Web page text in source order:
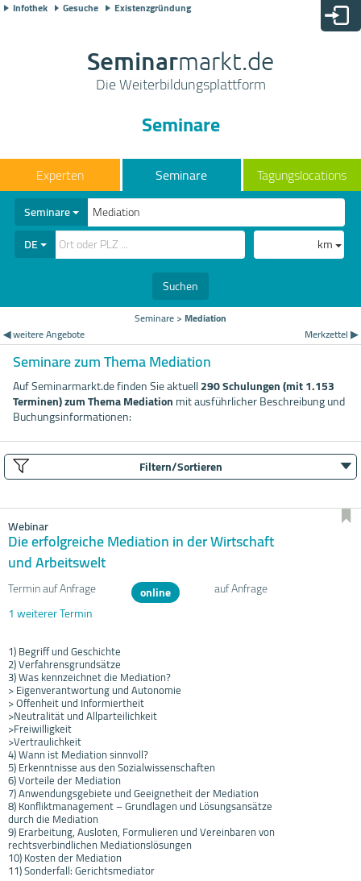
Infothek Gesuche Existenzgründung
Seminarmarkt.de
Die Weiterbildungsplattform
Seminare
Seminare Tagungslocations
Seminare
DE
km
Suchen
Seminare> Mediation
◀ weitere Angebote
Merkzettel ▶
Seminare zum Thema Mediation
Auf Seminarmarkt.de finden Sie aktuell290 Schulungen (mit 1.153
Terminen) zum Thema Mediationmit ausführlicher Beschreibung und
Buchungsinformationen:
Filtern/Sortieren
Webinar
Die erfolgreiche Mediation in der Wirtschaft
und Arbeitswelt
Termin auf Anfrage online
auf Anfrage
1 weiterer Termin
1) Begriff und Geschichte
2) Verfahrensgrundsätze
3) Was kennzeichnet die Mediation?
> Eigenverantwortung und Autonomie
> Offenheit und Informiertheit
>Neutralität und Allparteilichkeit
>Freiwilligkeit
>Vertraulichkeit
4) Wann ist Mediation sinnvoll?
5) Erkenntnisse aus den Sozialwissenschaften
6) Vorteile der Mediation
7) Anwendungsgebiete und Geeignetheit der Mediation
8) Konfliktmanagement – Grundlagen und Lösungsansätze
durch die Mediation
9) Erarbeitung, Ausloten, Formulieren und Vereinbaren von
rechtsverbindlichen Mediationslösungen
10) Kosten der Mediation
11) Sonderfall: Gerichtsmediator